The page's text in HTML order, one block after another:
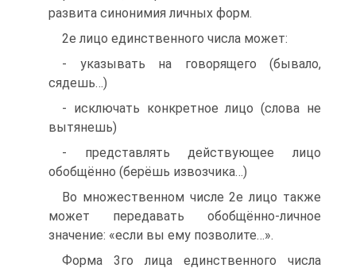
развита синонимия личных форм.
2е лицо единственного числа может:
- указывать на говорящего (бывало,
сядешь…)
- исключать конкретное лицо (слова не
вытянешь)
- представлять действующее лицо
обобщённо (берёшь извозчика…)
Во множественном числе 2е лицо также
может передавать обобщённо-личное
значение: «если вы ему позволите…».
Форма 3го лица единственного числа